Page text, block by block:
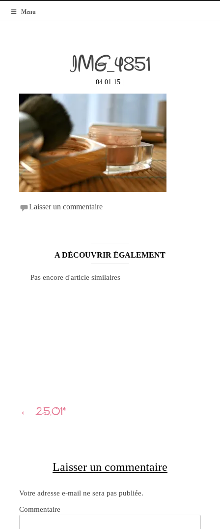
Menu
MyBlogMode
IMG_4851
04.01.15 |
Laisser un commentaire
A DÉCOUVRIR ÉGALEMENT
Pas encore d'article similaires
Navigation
← 25.01*
Laisser un commentaire
Votre adresse e-mail ne sera pas publiée.
Commentaire